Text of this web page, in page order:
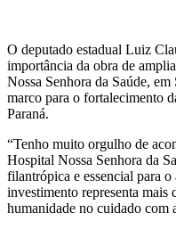
O deputado estadual Luiz
importância da obra de
Nossa Senhora da Saúde,
marco para o fortalecimento
Paraná.
“Tenho muito orgulho de
Hospital Nossa Senhora da
filantrópica e essencial para
investimento representa mais
humanidade no cuidado com